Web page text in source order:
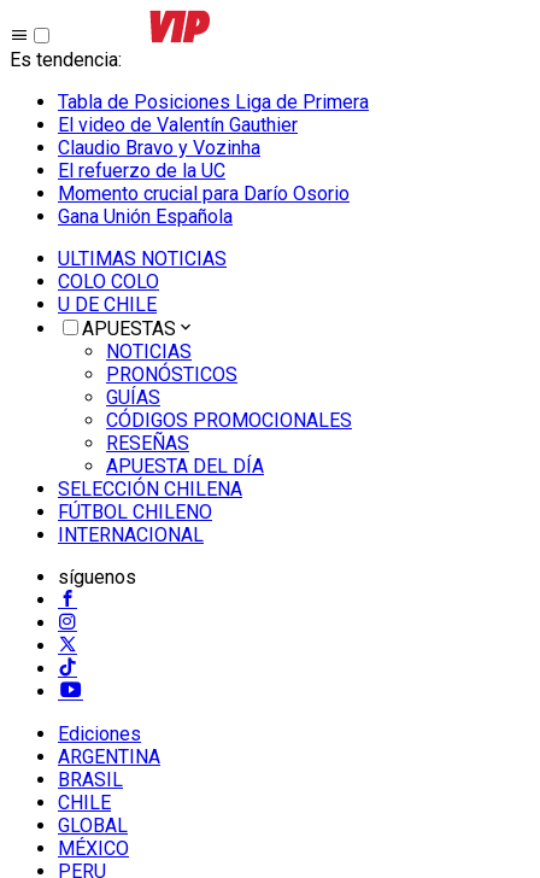
Es tendencia:
Tabla de Posiciones Liga de Primera
El video de Valentín Gauthier
Claudio Bravo y Vozinha
El refuerzo de la UC
Momento crucial para Darío Osorio
Gana Unión Española
ULTIMAS NOTICIAS
COLO COLO
U DE CHILE
APUESTAS
NOTICIAS
PRONÓSTICOS
GUÍAS
CÓDIGOS PROMOCIONALES
RESEÑAS
APUESTA DEL DÍA
SELECCIÓN CHILENA
FÚTBOL CHILENO
INTERNACIONAL
síguenos
Ediciones
ARGENTINA
BRASIL
CHILE
GLOBAL
MÉXICO
PERU